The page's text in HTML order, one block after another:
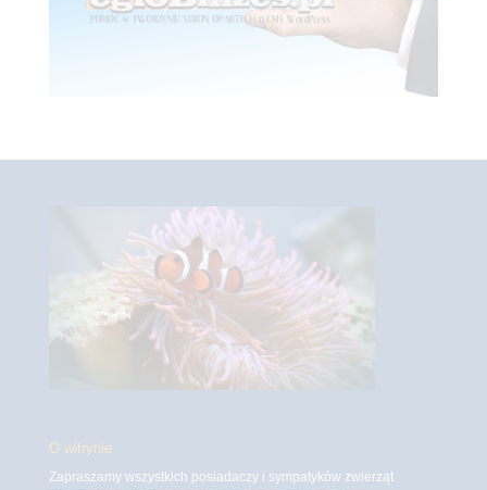
O witrynie
Zapraszamy wszystkich posiadaczy i sympatyków zwierząt